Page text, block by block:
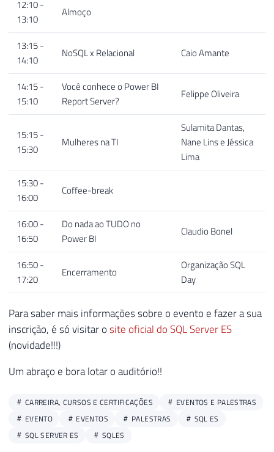
12:10 -
13:10
Almoço
13:15 -
14:10
NoSQL x Relacional Caio Amante
14:15 -
15:10
Você conhece o Power BI
Report Server?
Felippe Oliveira
15:15 -
15:30
Mulheres na TI
Sulamita Dantas,
Nane Lins e Jéssica
Lima
15:30 -
16:00
Coffee-break
16:00 -
16:50
Do nada ao TUDO no
Power BI
Claudio Bonel
16:50 -
17:20
Encerramento
Organização SQL
Day
Para saber mais informações sobre o evento e fazer a sua
inscrição, é só visitar osite oficial do SQL Server ES
(novidade!!!)
Um abraço e bora lotar o auditório!!
CARREIRA, CURSOS E CERTIFICAÇÕES
EVENTOS E PALESTRAS
EVENTO
EVENTOS PALESTRAS
SQL ES
SQL SERVER ES
SQLES